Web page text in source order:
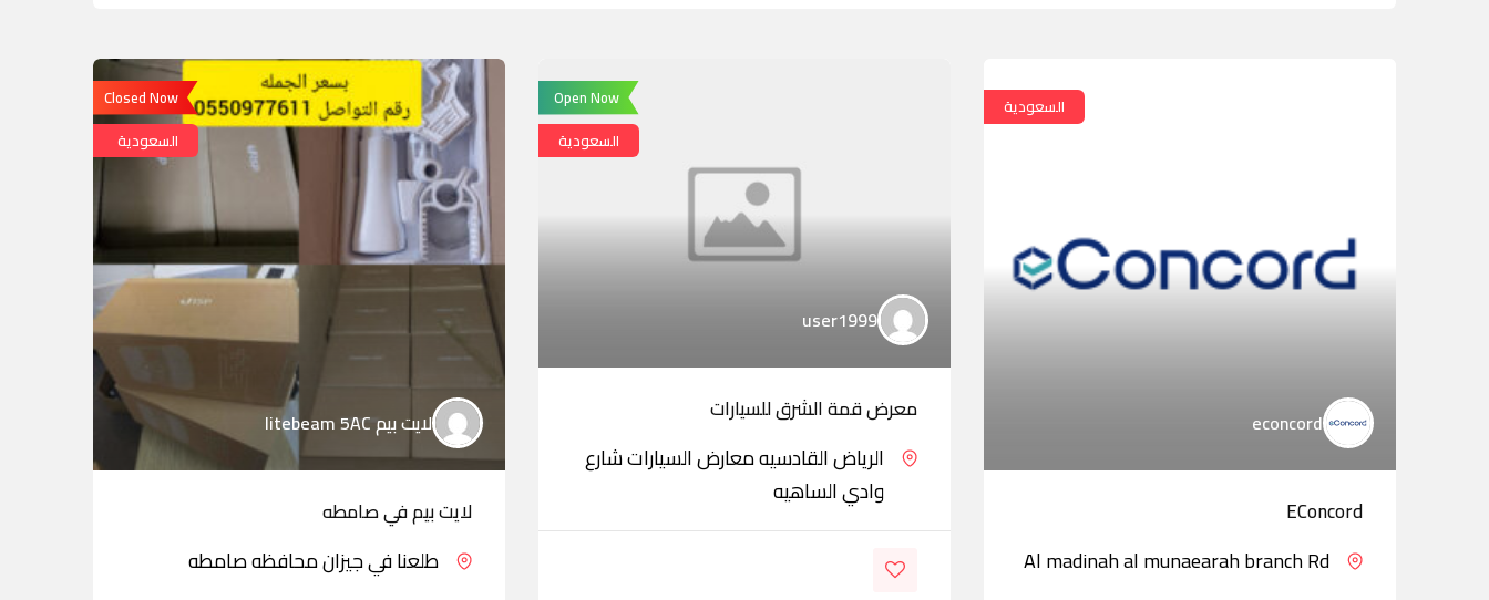
السعودية
econcord
EConcord
Al madinah al munaearah branch Rd
Open Now
السعودية
user1999
معرض قمة الشرق للسيارات
الرياض القادسيه معارض السيارات شارع
وادي الساهيه
Closed Now
السعودية
لايت بيم litebeam 5AC
لايت بيم في صامطه
طلعنا في جيزان محافظه صامطه